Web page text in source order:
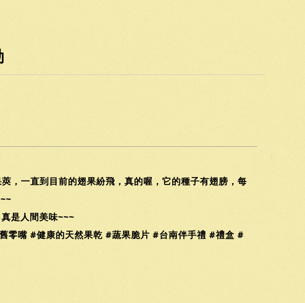
，一直到目前的翅果紛飛，真的喔，它的種子有翅膀，每
是人間美味~~~
零嘴 #健康的天然果乾 #蔬果脆片 #台南伴手禮 #禮盒 #